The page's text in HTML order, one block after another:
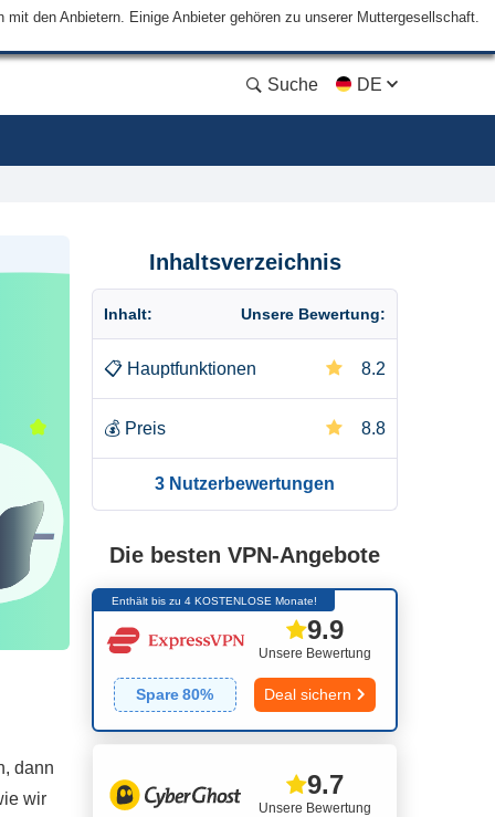
den Anbietern. Einige Anbieter gehören zu unserer Muttergesellschaft.
Suche DE
dann
wir
Inhaltsverzeichnis
Inhalt: Unsere Bewertung:
📋 Hauptfunktionen 8.2
💰 Preis 8.8
3 Nutzerbewertungen
Die besten VPN-Angebote
Enthält bis zu 4 KOSTENLOSE Monate!
Unsere Bewertung
9.9
Spare 80% Deal sichern
Unsere Bewertung
9.7